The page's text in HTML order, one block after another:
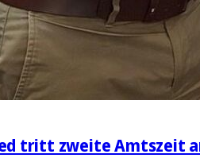
tritt zweite Amtszeit